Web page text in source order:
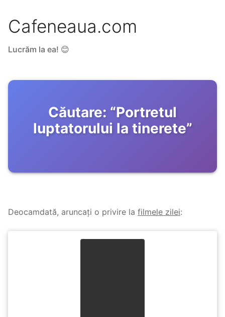
Cafeneaua.com
Lucrăm la ea! 😊
Căutare: “Portretul
luptatorului la tinerete”
Deocamdată, aruncați o privire la filmele zilei: